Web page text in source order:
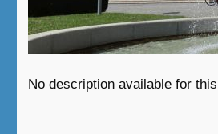
No description available for